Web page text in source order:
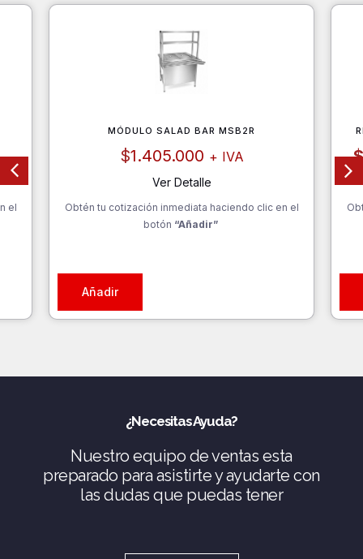
el
MÓDULO SALAD BAR MSB2R
$1.405.000 + IVA
Ver Detalle
Obtén tu cotización inmediata haciendo clic en el
botón “Añadir”
Añadir
$
¿Necesitas Ayuda?
Nuestro equipo de ventas esta
preparado para asistirte y ayudarte con
las dudas que puedas tener